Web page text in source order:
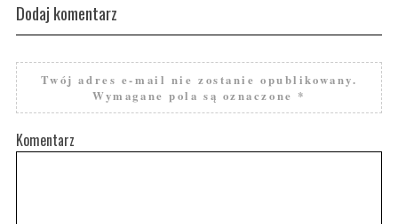
Dodaj komentarz
Twój adres e-mail nie zostanie opublikowany.
Wymagane pola są oznaczone *
Komentarz